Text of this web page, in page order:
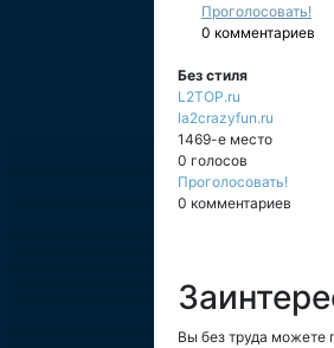
Проголосовать!
0 комментариев
Без стиля
L2TOP.ru
la2crazyfun.ru
1469-е место
0 голосов
Проголосовать!
0 комментариев
Вы без труда можете